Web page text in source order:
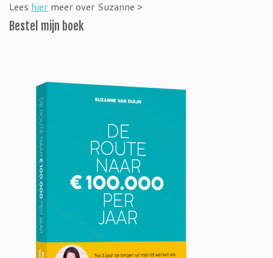
Lees hier meer over Suzanne >
Bestel mijn boek